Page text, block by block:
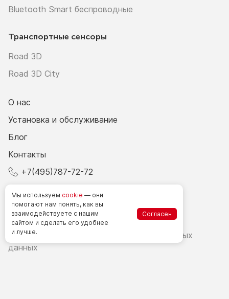
Bluetooth Smart беспроводные
Транспортные сенсоры
Road 3D
Road 3D City
О нас
Установка и обслуживание
Блог
Контакты
+7(495)787-72-72
Счетчики посетителей в РФ
Политика в области обработки персональных
данных
Мы используем cookie — они
помогают нам понять, как вы
взаимодействуете с нашим
сайтом и сделать его удобнее
и лучше.
Согласен